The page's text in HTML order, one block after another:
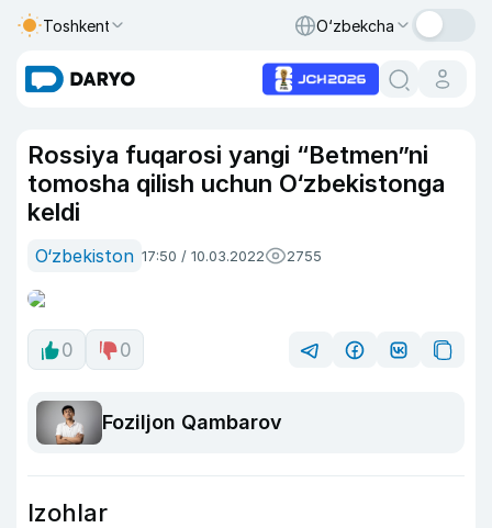
Toshkent O‘zbekcha
Rossiya fuqarosi yangi “Betmen”ni
tomosha qilish uchun O‘zbekistonga
keldi
O‘zbekiston 17:50 / 10.03.2022 2755
0 0
Foziljon Qambarov
Izohlar